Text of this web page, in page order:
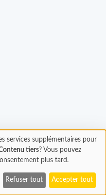
services supplémentaires pour
tiers? Vous pouvez
plus tard.
Refuser tout Accepter tout